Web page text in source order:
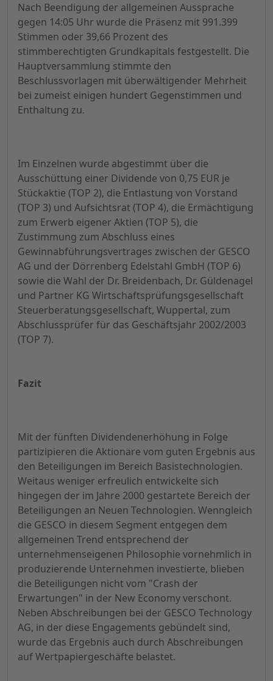
Nach Beendigung der allgemeinen Aussprache
gegen 14:05 Uhr wurde die Präsenz mit 991.399
Stimmen oder 39,66 Prozent des
stimmberechtigten Grundkapitals festgestellt. Die
Hauptversammlung stimmte den
Beschlussvorlagen mit überwältigender Mehrheit
bei zumeist einigen hundert Gegenstimmen und
Enthaltung zu.
Im Einzelnen wurde abgestimmt über die
Ausschüttung einer Dividende von 0,75 EUR je
Stückaktie (TOP 2), die Entlastung von Vorstand
(TOP 3) und Aufsichtsrat (TOP 4), die Ermächtigung
zum Erwerb eigener Aktien (TOP 5), die
Zustimmung zum Abschluss eines
Gewinnabführungsvertrages zwischen der GESCO
AG und der Dörrenberg Edelstahl GmbH (TOP 6)
sowie die Wahl der Dr. Breidenbach, Dr. Güldenagel
und Partner KG Wirtschaftsprüfungsgesellschaft
Steuerberatungsgesellschaft, Wuppertal, zum
Abschlussprüfer für das Geschäftsjahr 2002/2003
(TOP 7).
Fazit
Mit der fünften Dividendenerhöhung in Folge
partizipieren die Aktionäre vom guten Ergebnis aus
den Beteiligungen im Bereich Basistechnologien.
Weitaus weniger erfreulich entwickelte sich
hingegen der im Jahre 2000 gestartete Bereich der
Beteiligungen an Neuen Technologien. Wenngleich
die GESCO in diesem Segment entgegen dem
allgemeinen Trend entsprechend der
unternehmenseigenen Philosophie vornehmlich in
produzierende Unternehmen investierte, blieben
die Beteiligungen nicht vom "Crash der
Erwartungen" in der New Economy verschont.
Neben Abschreibungen bei der GESCO Technology
AG, in der diese Engagements gebündelt sind,
wurde das Ergebnis auch durch Abschreibungen
auf Wertpapiergeschäfte belastet.